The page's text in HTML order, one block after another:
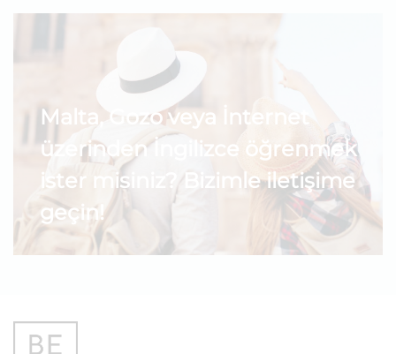
Malta, Gozo veya İnternet
üzerinden İngilizce öğrenmek
ister misiniz? Bizimle iletişime
geçin!